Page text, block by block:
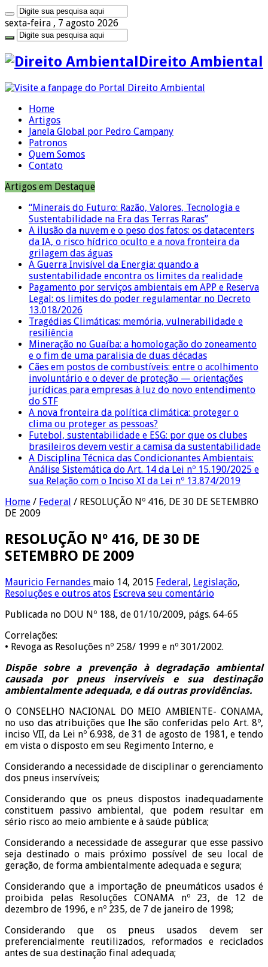
sexta-feira , 7 agosto 2026
Direito Ambiental
Home
Artigos
Janela Global por Pedro Campany
Patronos
Quem Somos
Contato
Artigos em Destaque
“Minerais do Futuro: Razão, Valores, Tecnologia e
Sustentabilidade na Era das Terras Raras”
A ilusão da nuvem e o peso dos fatos: os datacenters
da IA, o risco hídrico oculto e a nova fronteira da
grilagem das águas
A Guerra Invisível da Energia: quando a
sustentabilidade encontra os limites da realidade
Pagamento por serviços ambientais em APP e Reserva
Legal: os limites do poder regulamentar no Decreto
13.018/2026
Tragédias Climáticas: memória, vulnerabilidade e
resiliência
Mineração no Guaíba: a homologação do zoneamento
e o fim de uma paralisia de duas décadas
Cães em postos de combustíveis: entre o acolhimento
involuntário e o dever de proteção — orientações
jurídicas para empresas à luz do novo entendimento
do STF
A nova fronteira da política climática: proteger o
clima ou proteger as pessoas?
Futebol, sustentabilidade e ESG: por que os clubes
brasileiros devem vestir a camisa da sustentabilidade
A Disciplina Técnica das Condicionantes Ambientais:
Análise Sistemática do Art. 14 da Lei nº 15.190/2025 e
sua Relação com o Inciso XI da Lei nº 13.874/2019
Home / Federal / RESOLUÇÃO Nº 416, DE 30 DE SETEMBRO
DE 2009
RESOLUÇÃO Nº 416, DE 30 DE
SETEMBRO DE 2009
Mauricio Fernandes maio 14, 2015 Federal, Legislação,
Resoluções e outros atos Escreva seu comentário
Publicada no DOU Nº 188, de 01/10/2009, págs. 64-65
Correlações:
• Revoga as Resoluções nº 258/ 1999 e nº 301/2002.
Dispõe sobre a prevenção à degradação ambiental
causada por pneus inservíveis e sua destinação
ambientalmente adequada, e dá outras providências.
O CONSELHO NACIONAL DO MEIO AMBIENTE- CONAMA,
no uso das atribuições que lhe são conferidas pelo Art. 8º,
inciso VII, da Lei nº 6.938, de 31 de agosto de 1981, e tendo
em vista o disposto em seu Regimento Interno, e
Considerando a necessidade de disciplinar o gerenciamento
dos pneus inservíveis;
Considerando que os pneus dispostos inadequadamente
constituem passivo ambiental, que podem resultar em
sério risco ao meio ambiente e à saúde pública;
Considerando a necessidade de assegurar que esse passivo
seja destinado o mais próximo possível de seu local de
geração, de forma ambientalmente adequada e segura;
Considerando que a importação de pneumáticos usados é
proibida pelas Resoluções CONAMA nº 23, de 12 de
dezembro de 1996, e nº 235, de 7 de janeiro de 1998;
Considerando que os pneus usados devem ser
preferencialmente reutilizados, reformados e reciclados
antes de sua destinação final adequada;